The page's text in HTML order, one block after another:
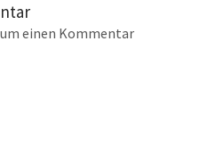
einen Kommentar